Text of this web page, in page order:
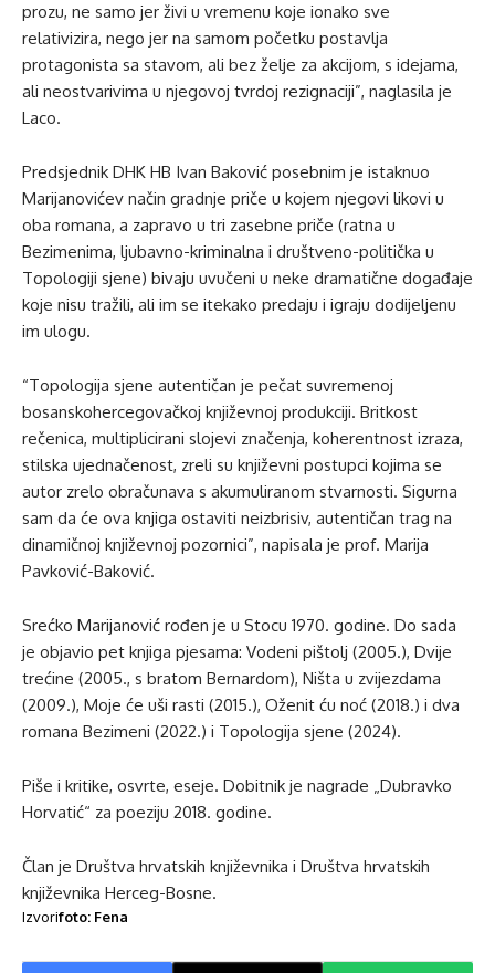
prozu, ne samo jer živi u vremenu koje ionako sve
relativizira, nego jer na samom početku postavlja
protagonista sa stavom, ali bez želje za akcijom, s idejama,
ali neostvarivima u njegovoj tvrdoj rezignaciji”, naglasila je
Laco.
Predsjednik DHK HB Ivan Baković posebnim je istaknuo
Marijanovićev način gradnje priče u kojem njegovi likovi u
oba romana, a zapravo u tri zasebne priče (ratna u
Bezimenima, ljubavno-kriminalna i društveno-politička u
Topologiji sjene) bivaju uvučeni u neke dramatične događaje
koje nisu tražili, ali im se itekako predaju i igraju dodijeljenu
im ulogu.
“Topologija sjene autentičan je pečat suvremenoj
bosanskohercegovačkoj književnoj produkciji. Britkost
rečenica, multiplicirani slojevi značenja, koherentnost izraza,
stilska ujednačenost, zreli su književni postupci kojima se
autor zrelo obračunava s akumuliranom stvarnosti. Sigurna
sam da će ova knjiga ostaviti neizbrisiv, autentičan trag na
dinamičnoj književnoj pozornici”, napisala je prof. Marija
Pavković-Baković.
Srećko Marijanović rođen je u Stocu 1970. godine. Do sada
je objavio pet knjiga pjesama: Vodeni pištolj (2005.), Dvije
trećine (2005., s bratom Bernardom), Ništa u zvijezdama
(2009.), Moje će uši rasti (2015.), Oženit ću noć (2018.) i dva
romana Bezimeni (2022.) i Topologija sjene (2024).
Piše i kritike, osvrte, eseje. Dobitnik je nagrade „Dubravko
Horvatić“ za poeziju 2018. godine.
Član je Društva hrvatskih književnika i Društva hrvatskih
književnika Herceg-Bosne.
Izvorifoto: Fena